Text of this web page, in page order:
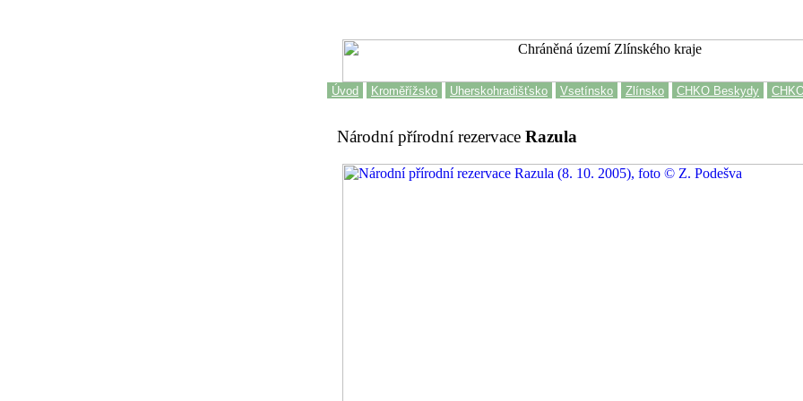
Úvod Kroměřížsko Uherskohradišťsko Vsetínsko Zlínsko CHKO Beskydy
Národní přírodní rezervace Razula